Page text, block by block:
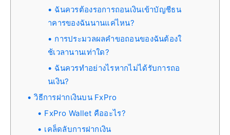
ฉันควรต้องรอการถอนเงินเข้าบัญชีธน
าคารของฉันนานแค่ไหน?
การประมวลผลคำขอถอนของฉันต้องใ
ช้เวลานานเท่าใด?
ฉันควรทำอย่างไรหากไม่ได้รับการถอ
นเงิน?
วิธีการฝากเงินบน FxPro
FxPro Wallet คืออะไร?
เคล็ดลับการฝากเงิน